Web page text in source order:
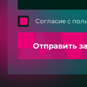
Согласие с
Отправить